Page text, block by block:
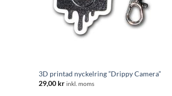
3D printad nyckelring ”Drippy Camera”
29,00 kr inkl. moms